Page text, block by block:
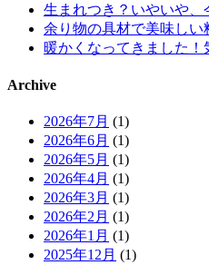
生まれつき？いやいや、
余り物の具材で美味しい
暖かくなってきました！
Archive
2026年7月 (1)
2026年6月 (1)
2026年5月 (1)
2026年4月 (1)
2026年3月 (1)
2026年2月 (1)
2026年1月 (1)
2025年12月 (1)